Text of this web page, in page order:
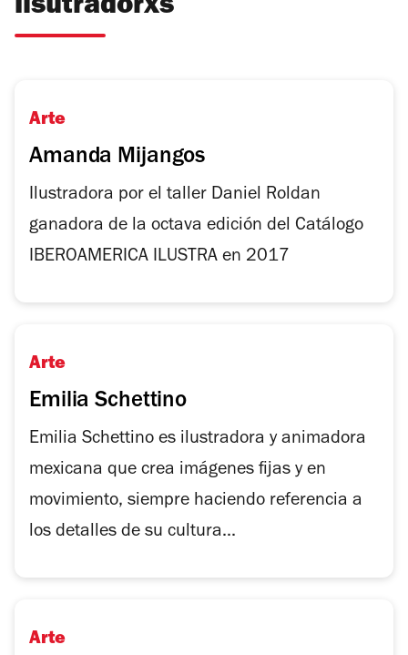
ilsutradorxs
Arte
Amanda Mijangos
Ilustradora por el taller Daniel Roldan
ganadora de la octava edición del Catálogo
IBEROAMERICA ILUSTRA en 2017
Arte
Emilia Schettino
Emilia Schettino es ilustradora y animadora
mexicana que crea imágenes fijas y en
movimiento, siempre haciendo referencia a
los detalles de su cultura...
Arte